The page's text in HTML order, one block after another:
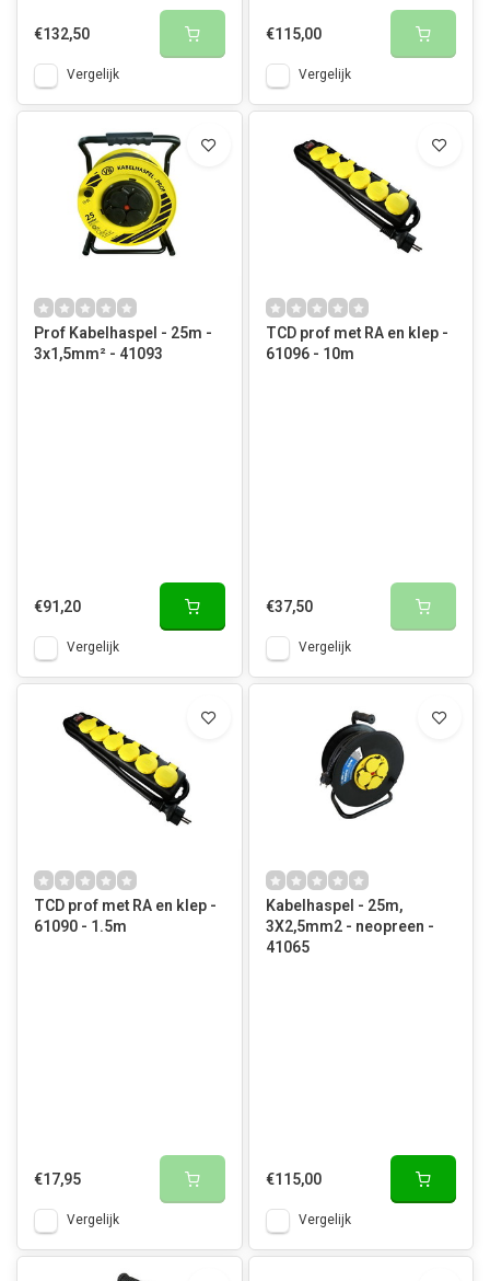
€132,50
Vergelijk
€115,00
Vergelijk
Prof Kabelhaspel - 25m -
3x1,5mm² - 41093
€91,20
Vergelijk
TCD prof met RA en klep -
61096 - 10m
€37,50
Vergelijk
TCD prof met RA en klep -
61090 - 1.5m
€17,95
Vergelijk
Kabelhaspel - 25m,
3X2,5mm2 - neopreen -
41065
€115,00
Vergelijk